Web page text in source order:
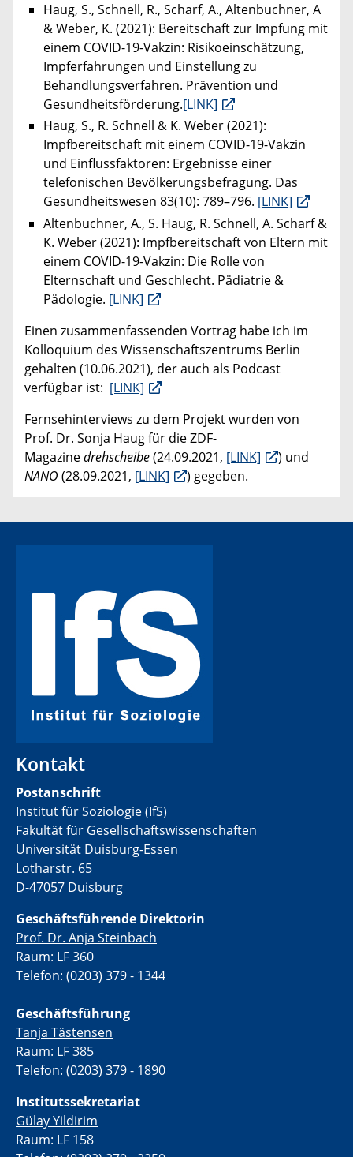
Haug, S., Schnell, R., Scharf, A., Altenbuchner, A
& Weber, K. (2021): Bereitschaft zur Impfung mit
einem COVID-19-Vakzin: Risikoeinschätzung,
Impferfahrungen und Einstellung zu
Behandlungsverfahren. Prävention und
Gesundheitsförderung.[LINK]
Haug, S., R. Schnell & K. Weber (2021):
Impfbereitschaft mit einem COVID-19-Vakzin
und Einflussfaktoren: Ergebnisse einer
telefonischen Bevölkerungsbefragung. Das
Gesundheitswesen 83(10): 789–796. [LINK]
Altenbuchner, A., S. Haug, R. Schnell, A. Scharf &
K. Weber (2021): Impfbereitschaft von Eltern mit
einem COVID-19-Vakzin: Die Rolle von
Elternschaft und Geschlecht. Pädiatrie &
Pädologie. [LINK]
Einen zusammenfassenden Vortrag habe ich im
Kolloquium des Wissenschaftszentrums Berlin
gehalten (10.06.2021), der auch als Podcast
verfügbar ist: [LINK]
Fernsehinterviews zu dem Projekt wurden von
Prof. Dr. Sonja Haug für die ZDF-
Magazinedrehscheibe(24.09.2021, [LINK]
) und
NANO (28.09.2021, [LINK] ) gegeben.
Kontakt
Postanschrift
Institut für Soziologie (IfS)
Fakultät für Gesellschaftswissenschaften
Universität Duisburg-Essen
Lotharstr. 65
D-47057 Duisburg
Geschäftsführende Direktorin
Prof. Dr. Anja Steinbach
Raum: LF 360
Telefon: (0203) 379 - 1344
Geschäftsführung
Tanja Tästensen
Raum: LF 385
Telefon: (0203) 379 - 1890
Institutssekretariat
Gülay Yildirim
Raum: LF 158